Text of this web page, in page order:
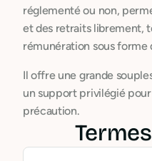
réglementé ou non,
et des retraits librement,
rémunération sous forme
Il offre une grande
un support privilégié
précaution.